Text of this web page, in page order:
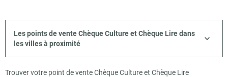
Les points de vente Chèque Culture et Chèque Lire dans
les villes à proximité
Trouver votre point de vente Chèque Culture et Chèque Lire